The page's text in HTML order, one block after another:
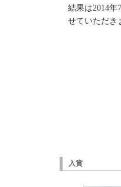
結果は2014年
せていただき
入賞